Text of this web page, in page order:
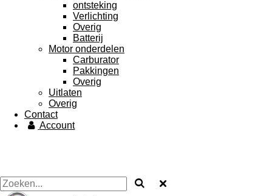
ontsteking
Verlichting
Overig
Batterij
Motor onderdelen
Carburator
Pakkingen
Overig
Uitlaten
Overig
Contact
Account